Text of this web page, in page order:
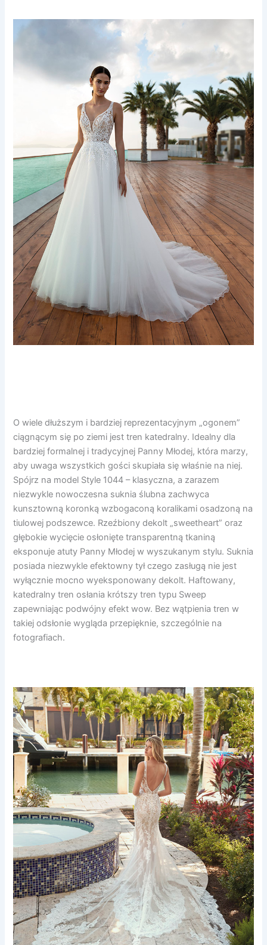
O wiele dłuższym i bardziej reprezentacyjnym „ogonem”
ciągnącym się po ziemi jest tren katedralny. Idealny dla
bardziej formalnej i tradycyjnej Panny Młodej, która marzy,
aby uwaga wszystkich gości skupiała się właśnie na niej.
Spójrz na model Style 1044 – klasyczna, a zarazem
niezwykle nowoczesna suknia ślubna zachwyca
kunsztowną koronką wzbogaconą koralikami osadzoną na
tiulowej podszewce. Rzeźbiony dekolt „sweetheart” oraz
głębokie wycięcie osłonięte transparentną tkaniną
eksponuje atuty Panny Młodej w wyszukanym stylu. Suknia
posiada niezwykle efektowny tył czego zasługą nie jest
wyłącznie mocno wyeksponowany dekolt. Haftowany,
katedralny tren osłania krótszy tren typu Sweep
zapewniając podwójny efekt wow. Bez wątpienia tren w
takiej odsłonie wygląda przepięknie, szczególnie na
fotografiach.